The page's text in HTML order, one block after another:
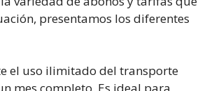
presentamos los diferentes
el uso ilimitado del transporte